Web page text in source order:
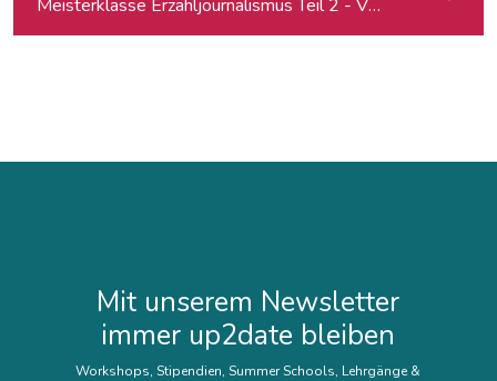
Meisterklasse Erzähljournalismus Teil 2 - Von der Idee zur
Mit unserem Newsletter
immer up2date bleiben
Workshops, Stipendien, Summer Schools, Lehrgänge &